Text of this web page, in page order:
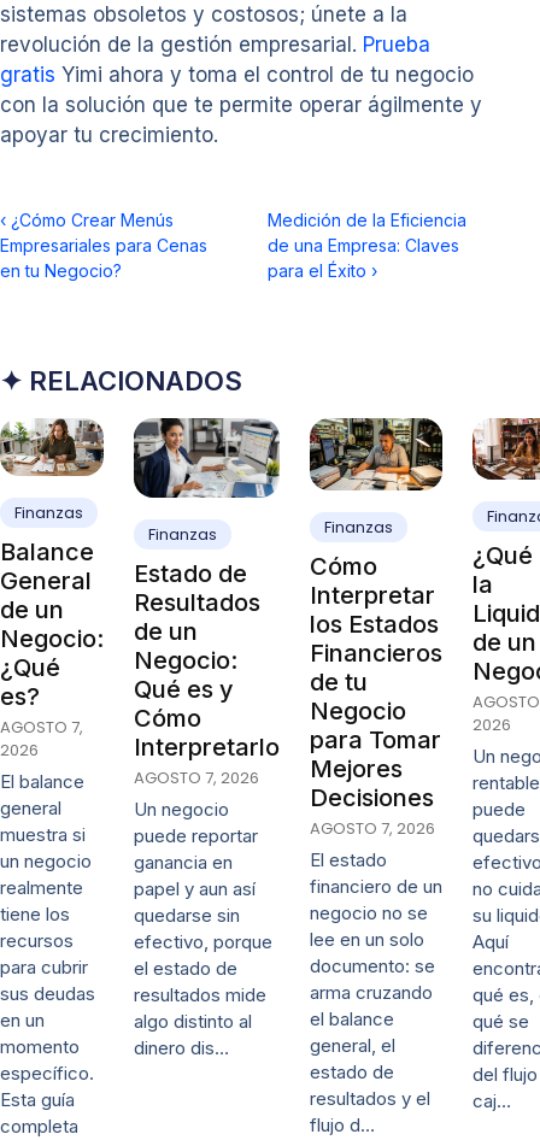
sistemas obsoletos y costosos; únete a la
revolución de la gestión empresarial. Prueba
gratis Yimi ahora y toma el control de tu negocio
con la solución que te permite operar ágilmente y
apoyar tu crecimiento.
‹ ¿Cómo Crear Menús
Empresariales para Cenas
en tu Negocio?
Medición de la Eficiencia
de una Empresa: Claves
para el Éxito ›
✦ RELACIONADOS
Finanzas
Balance
General
de un
Negocio:
¿Qué
es?
AGOSTO 7,
2026
El balance
general
muestra si
un negocio
realmente
tiene los
recursos
para cubrir
sus deudas
en un
momento
específico.
Esta guía
completa
Finanzas
Estado de
Resultados
de un
Negocio:
Qué es y
Cómo
Interpretarlo
AGOSTO 7, 2026
Un negocio
puede reportar
ganancia en
papel y aun así
quedarse sin
efectivo, porque
el estado de
resultados mide
algo distinto al
dinero dis…
Finanzas
Cómo
Interpretar
los Estados
Financieros
de tu
Negocio
para Tomar
Mejores
Decisiones
AGOSTO 7, 2026
El estado
financiero de un
negocio no se
lee en un solo
documento: se
arma cruzando
el balance
general, el
estado de
resultados y el
flujo d…
¿Qué
la
de un
2026
Un
rentable
puede
no
su
Aquí
qué es,
qué se
del
caj…